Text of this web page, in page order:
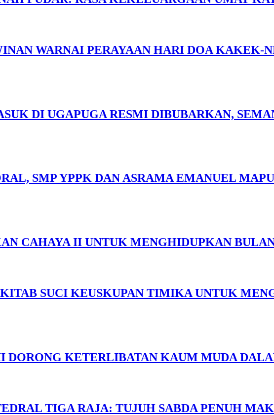
WARNAI PERAYAAN HARI DOA KAKEK-
DI UGAPUGA RESMI DIBUBARKAN,
SMP YPPK DAN ASRAMA EMANUEL
CAHAYA II UNTUK MENGHIDUPKAN
SUCI KEUSKUPAN TIMIKA UNTUK
DORONG KETERLIBATAN KAUM MUDA
TIGA RAJA: TUJUH SABDA PENUH